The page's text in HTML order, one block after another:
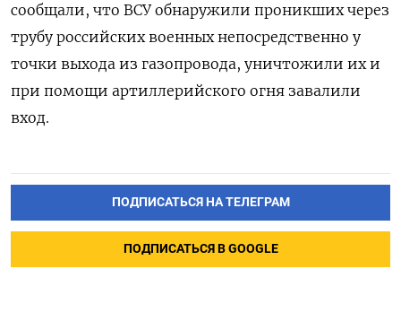
сообщали, что ВСУ обнаружили проникших через
трубу российских военных непосредственно у
точки выхода из газопровода, уничтожили их и
при помощи артиллерийского огня завалили
вход.
ПОДПИСАТЬСЯ НА ТЕЛЕГРАМ
ПОДПИСАТЬСЯ В GOOGLE